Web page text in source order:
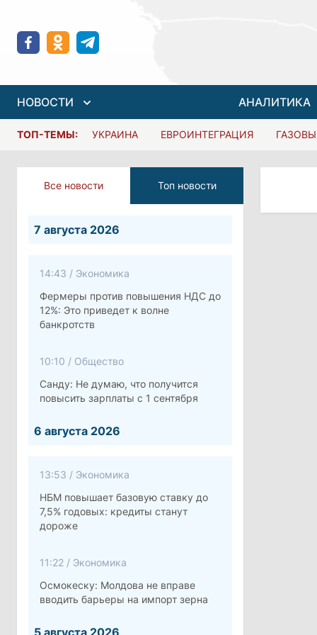
НОВОСТИ АНАЛИТИКА
ТОП-ТЕМЫ: УКРАИНА ЕВРОИНТЕГРАЦИЯ
Все новости Топ новости
7 августа 2026
14:43 / Экономика
Фермеры против повышения НДС до
12%: Это приведет к волне
банкротств
10:10 / Общество
Санду: Не думаю, что получится
повысить зарплаты с 1 сентября
6 августа 2026
13:53 / Экономика
НБМ повышает базовую ставку до
7,5% годовых: кредиты станут
дороже
11:22 / Экономика
Осмокеску: Молдова не вправе
вводить барьеры на импорт зерна
5 августа 2026